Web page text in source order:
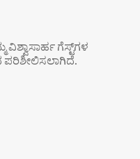
ವಿಶ್ವಾಸಾರ್ಹ ಗೆಸ್ಟ್‌ಗಳ